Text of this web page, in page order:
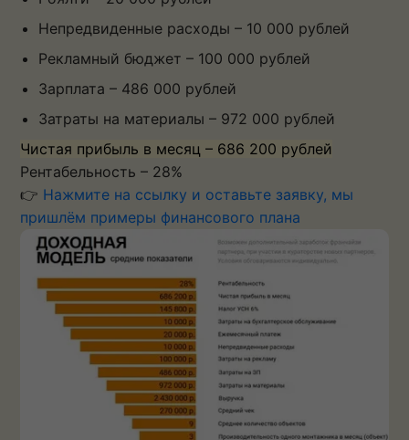
Непредвиденные расходы – 10 000 рублей
Рекламный бюджет – 100 000 рублей
Зарплата – 486 000 рублей
Затраты на материалы – 972 000 рублей
Чистая прибыль в месяц – 686 200 рублей
Рентабельность – 28%
👉 Нажмите на ссылку и оставьте заявку, мы
пришлём примеры финансового плана